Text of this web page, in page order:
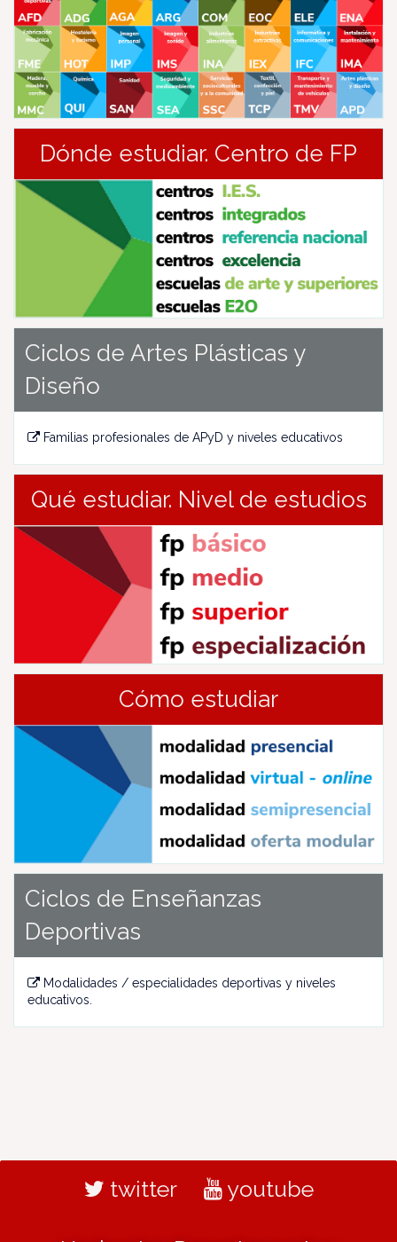
Dónde estudiar. Centro de FP
Ciclos de Artes Plásticas y
Diseño
Familias profesionales de APyD y niveles educativos
Qué estudiar. Nivel de estudios
Cómo estudiar
Ciclos de Enseñanzas
Deportivas
Modalidades / especialidades deportivas y niveles
educativos.
twitter youtube